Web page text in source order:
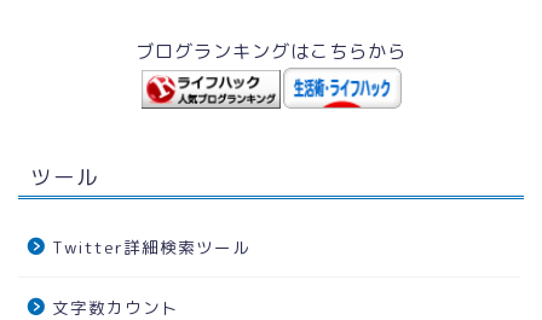
ブログランキングはこちらから
ツール
Twitter詳細検索ツール
文字数カウント